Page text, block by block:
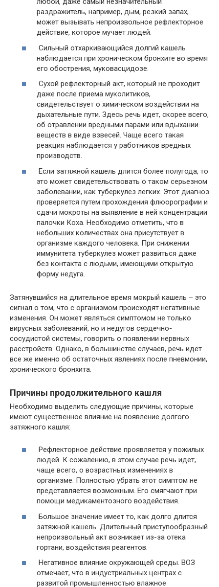
раздражитель, например, дым, резкий запах,
может вызывать непроизвольное рефлекторное
действие, которое мучает людей.
Сильный отхаркивающийся долгий кашель
наблюдается при хроническом бронхите во время
его обострения, муковасцидозе.
Сухой рефлекторный акт, который не проходит
даже после приема муколитиков,
свидетельствует о химическом воздействии на
дыхательные пути. Здесь речь идет, скорее всего,
об отравлении вредными парами или вдыхании
веществ в виде взвесей. Чаще всего такая
реакция наблюдается у работников вредных
производств.
Если затяжной кашель длится более полугода, то
это может свидетельствовать о таком серьезном
заболевании, как туберкулез легких. Этот диагноз
проверяется путем прохождения флюорографии и
сдачи мокроты на выявление в ней концентрации
палочки Коха. Необходимо отметить, что в
небольших количествах она присутствует в
организме каждого человека. При снижении
иммунитета туберкулез может развиться даже
без контакта с людьми, имеющими открытую
форму недуга.
Затянувшийся на длительное время мокрый кашель – это
сигнал о том, что с организмом происходят негативные
изменения. Он может являться симптомом не только
вирусных заболеваний, но и недугов сердечно-
сосудистой системы, говорить о появлении нервных
расстройств. Однако, в большинстве случаев, речь идет
все же именно об остаточных явлениях после пневмонии,
хронического бронхита.
Причины продолжительного кашля
Необходимо выделить следующие причины, которые
имеют существенное влияние на появление долгого
затяжного кашля:
Рефлекторное действие проявляется у пожилых
людей. К сожалению, в этом случае речь идет,
чаще всего, о возрастных изменениях в
организме. Полностью убрать этот симптом не
представляется возможным. Его смягчают при
помощи медикаментозного воздействия.
Большое значение имеет то, как долго длится
затяжной кашель. Длительный приступообразный
непроизвольный акт возникает из-за отека
гортани, воздействия реагентов.
Негативное влияние окружающей среды. ВОЗ
отмечает, что в индустриальных центрах с
развитой промышленностью влажное